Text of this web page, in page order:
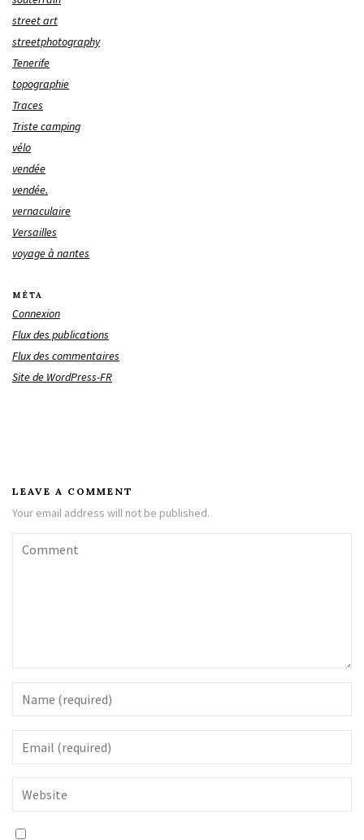
street art
streetphotography
Tenerife
topographie
Traces
Triste camping
vélo
vendée
vendée.
vernaculaire
Versailles
voyage à nantes
MÉTA
Connexion
Flux des publications
Flux des commentaires
Site de WordPress-FR
LEAVE A COMMENT
Your email address will not be published.